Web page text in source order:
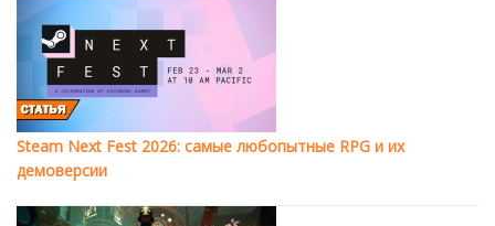
Steam Next Fest 2026: самые любопытные RPG и их
демоверсии